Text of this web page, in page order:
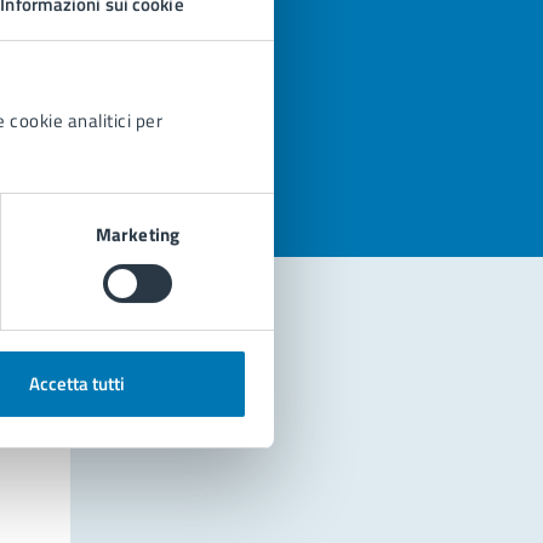
cookie analitici per
Marketing
Accetta tutti